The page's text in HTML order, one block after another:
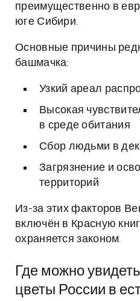
преимущественно в
юге Сибири.
Основные причины
башмачка:
Узкий ареал
Высокая
в среде обитания
Сбор людьми в
Загрязнение и
территорий
Из-за этих факторов
включён в Красную
охраняется законом.
Где можно
цветы России в